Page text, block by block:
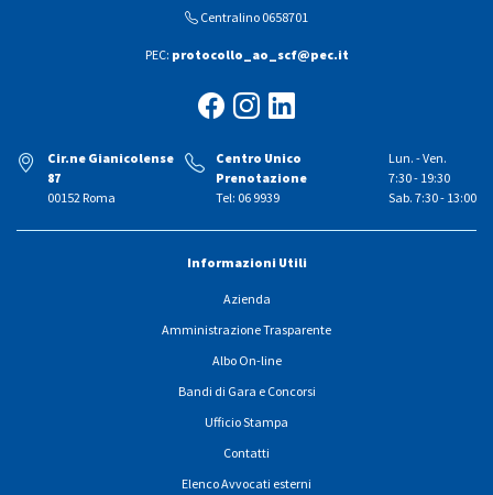
Centralino 0658701
PEC: protocollo_ao_scf@pec.it
Cir.ne Gianicolense
87
00152 Roma
Centro Unico
Prenotazione
Tel: 06 9939
Lun. - Ven.
7:30 - 19:30
Sab. 7:30 - 13:00
Informazioni Utili
Azienda
Amministrazione Trasparente
Albo On-line
Bandi di Gara e Concorsi
Ufficio Stampa
Contatti
Elenco Avvocati esterni